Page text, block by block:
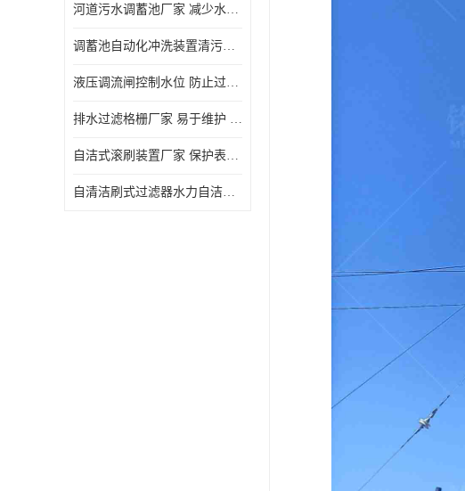
河道污水调蓄池厂家 减少水污染 防止异味和污染
调蓄池自动化冲洗装置清污装置 维护方便 节约水资源
液压调流闸控制水位 防止过载 适应流量变化的要求
排水过滤格栅厂家 易于维护 保持栅条通畅
自洁式滚刷装置厂家 保护表面 节省能源
自清洁刷式过滤器水力自洁式滚刷 重量轻 使用寿命长